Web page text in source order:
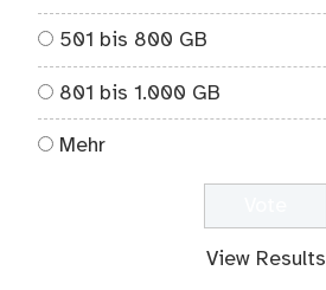
501 bis 800 GB
801 bis 1.000 GB
Mehr
View Results